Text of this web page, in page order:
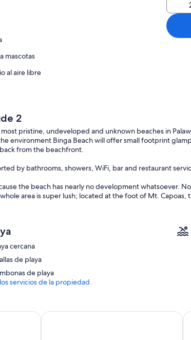
mascotas
al aire libre
2
pristine, undeveloped and unknown beaches in
environment Binga Beach will offer small footprint
from the beachfront.
by bathrooms, showers, WiFi, bar and restaurant
the beach has nearly no development whatsoever.
area is super lush; located at the foot of Mt.
cercana
de playa
de playa
servicios de la propiedad
BAIBAI